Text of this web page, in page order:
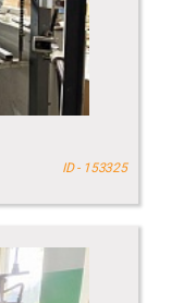
ID - 153325